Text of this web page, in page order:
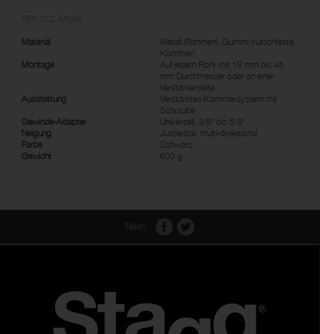
Material
Metall (Rahmen), Gummi (rutschfeste
Klammer)
Montage
Auf jedem Rohr mit 18 mm bis 45
mm Durchmesser oder an einer
Verstärkerseite
Ausstattung
Verstärktes Klammersystem mit
Schraube
Gewinde-Adapter
Universell, 3/8“ bis 5/8“
Neigung
Justierbar, multi-direktional
Farbe
Schwarz
Gewicht
600 g